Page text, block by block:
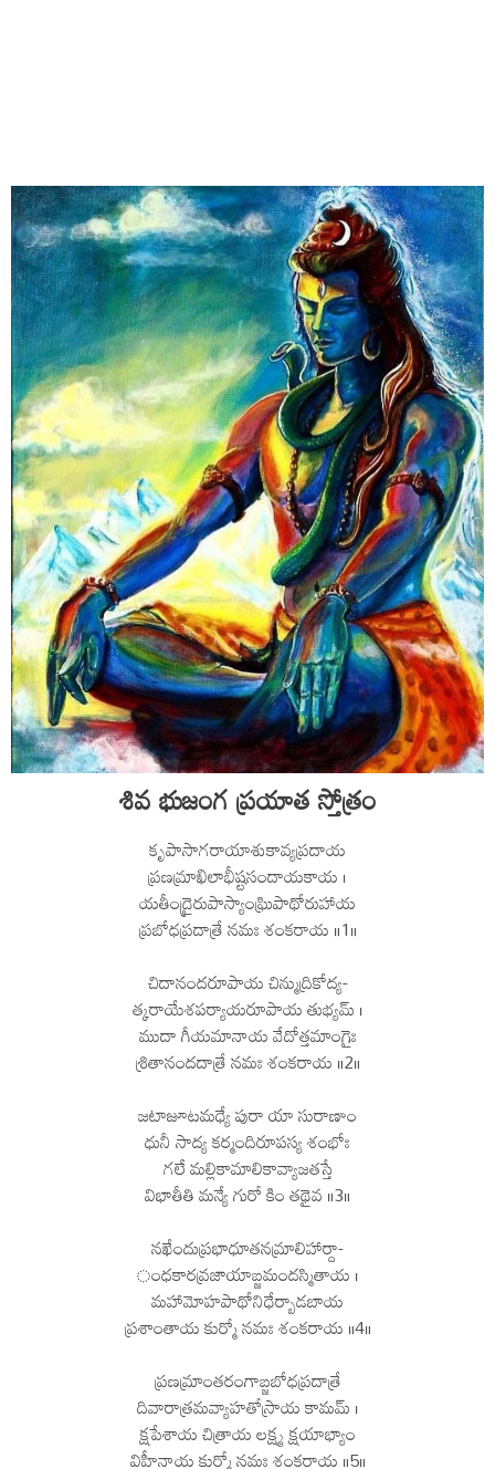
శివ భుజంగ ప్రయాత స్తోత్రం
కృపాసాగరాయాశుకావ్యప్రదాయ
ప్రణమ్రాఖిలాభీష్టసందాయకాయ ।
యతీంద్రైరుపాస్యాంఘ్రిపాథోరుహాయ
ప్రబోధప్రదాత్రే నమః శంకరాయ ॥1॥
చిదానందరూపాయ చిన్ముద్రికోద్య-
త్కరాయేశపర్యాయరూపాయ తుభ్యమ్ ।
ముదా గీయమానాయ వేదోత్తమాంగైః
శ్రితానందదాత్రే నమః శంకరాయ ॥2॥
జటాజూటమధ్యే పురా యా సురాణాం
ధునీ సాద్య కర్మందిరూపస్య శంభోః
గలే మల్లికామాలికావ్యాజతస్తే
విభాతీతి మన్యే గురో కిం తథైవ ॥3॥
నఖేందుప్రభాధూతనమ్రాలిహార్దా-
ంధకారవ్రజాయాబ్జమందస్మితాయ ।
మహామోహపాథోనిధేర్బాడబాయ
ప్రశాంతాయ కుర్మో నమః శంకరాయ ॥4॥
ప్రణమ్రాంతరంగాబ్జబోధప్రదాత్రే
దివారాత్రమవ్యాహతోస్రాయ కామమ్ ।
క్షపేశాయ చిత్రాయ లక్ష్మ క్షయాభ్యాం
విహీనాయ కుర్మో నమః శంకరాయ ॥5॥